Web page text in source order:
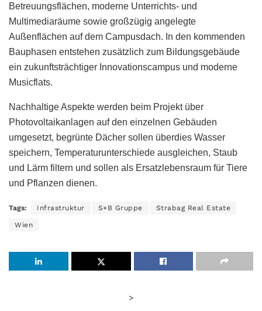
Betreuungsflächen, moderne Unterrichts- und
Multimediaräume sowie großzügig angelegte
Außenflächen auf dem Campusdach. In den kommenden
Bauphasen entstehen zusätzlich zum Bildungsgebäude
ein zukunftsträchtiger Innovationscampus und moderne
Musicflats.
Nachhaltige Aspekte werden beim Projekt über
Photovoltaikanlagen auf den einzelnen Gebäuden
umgesetzt, begrünte Dächer sollen überdies Wasser
speichern, Temperaturunterschiede ausgleichen, Staub
und Lärm filtern und sollen als Ersatzlebensraum für Tiere
und Pflanzen dienen.
Tags: Infrastruktur S+B Gruppe Strabag Real Estate
Wien
>